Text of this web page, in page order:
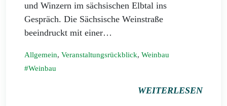
und Winzern im sächsischen Elbtal ins
Gespräch. Die Sächsische Weinstraße
beeindruckt mit einer…
Allgemein, Veranstaltungsrückblick, Weinbau
Weinbau
WEITERLESEN